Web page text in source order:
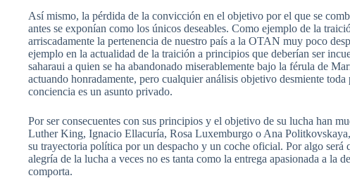
Así mismo, la pérdida de la convicción en el objetivo por el que se
antes se exponían como los únicos deseables. Como ejemplo de la
arriscadamente la pertenencia de nuestro país a la OTAN muy poco
ejemplo en la actualidad de la traición a principios que deberían ser
saharaui a quien se ha abandonado miserablemente bajo la férula de
actuando honradamente, pero cualquier análisis objetivo desmiente
conciencia es un asunto privado.
Por ser consecuentes con sus principios y el objetivo de su lucha han
Luther King, Ignacio Ellacuría, Rosa Luxemburgo o Ana
su trayectoria política por un despacho y un coche oficial. Por algo será
alegría de la lucha a veces no es tanta como la entrega apasionada a la
comporta.